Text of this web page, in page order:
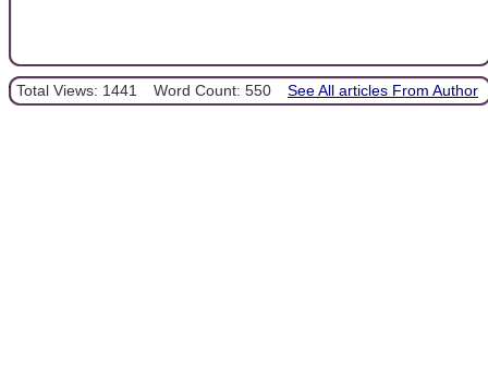
Total Views: 1441 Word Count: 550 See All articles From Author